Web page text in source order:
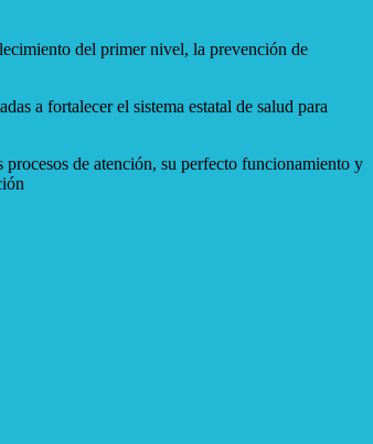
del primer nivel, la prevención de
a fortalecer el sistema estatal de salud para
de atención, su perfecto funcionamiento y